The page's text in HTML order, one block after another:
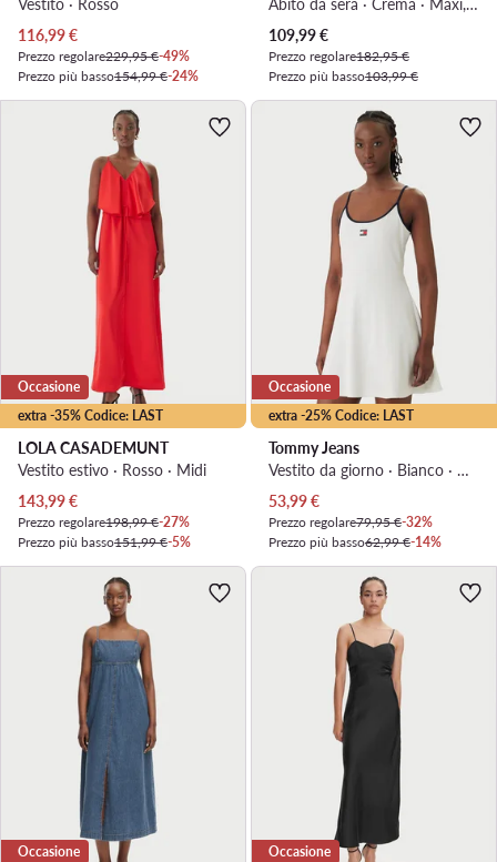
Vestito · Rosso
Prezzo attuale
116,99€
Prezzo regolare229,95 €-49%
Prezzo più basso154,99 €-24%
Abito da sera · Crema · Maxi, Asimmetrica
Prezzo attuale
109,99€
Prezzo regolare182,95 €
Prezzo più basso103,99 €
extra -35% Codice: LAST
Occasione
LOLA CASADEMUNT
Vestito estivo · Rosso · Midi
Prezzo attuale
143,99€
Prezzo regolare198,99 €-27%
Prezzo più basso151,99 €-5%
extra -25% Codice: LAST
Occasione
Tommy Jeans
Vestito da giorno · Bianco · Mini
Prezzo attuale
53,99€
Prezzo regolare79,95 €-32%
Prezzo più basso62,99 €-14%
Occasione Occasione